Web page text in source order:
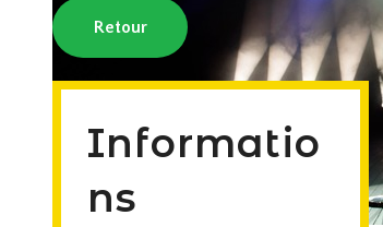
Retour
Informatio
ns